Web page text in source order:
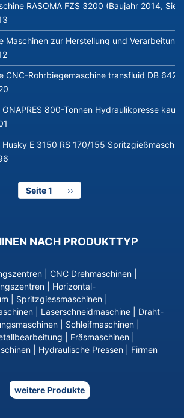
RASOMA FZS 3200 (Baujahr 2014,
Maschinen zur Herstellung und
CNC-Rohrbiegemaschine transfluid DB
800-Tonnen Hydraulikpresse
E 3150 RS 170/155
Seite 1
Nächste
Seite
››
NACH PRODUKTTYP
CNC Drehmaschinen
Horizontal-
Spritzgiessmaschinen
Laserschneidmaschine
Draht-
Schleifmaschinen
Fräsmaschinen
Hydraulische Pressen
Firmen
weitere Produkte